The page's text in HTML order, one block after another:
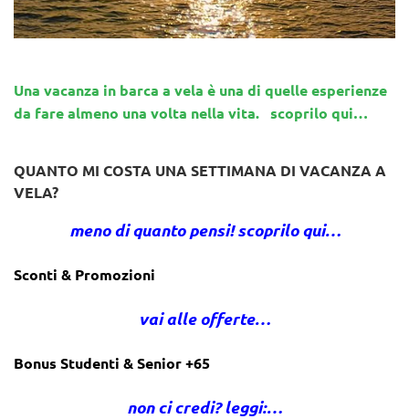
Una vacanza in barca a vela è una di quelle esperienze
da fare almeno una volta nella vita. scoprilo qui…
QUANTO MI COSTA UNA SETTIMANA DI VACANZA A
VELA?
meno di quanto pensi! scoprilo qui…
Sconti & Promozioni
vai alle offerte…
Bonus Studenti & Senior +65
non ci credi? leggi:…